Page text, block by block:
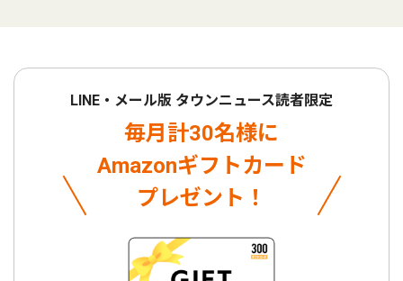
LINE・メール版 タウンニュース読者限定
毎月計30名様に
Amazonギフトカード
プレゼント！